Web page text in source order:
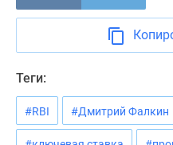
Коттеджные
Коттеджные
поселки
Теги:
#RBI #Дмитрий Фалкин